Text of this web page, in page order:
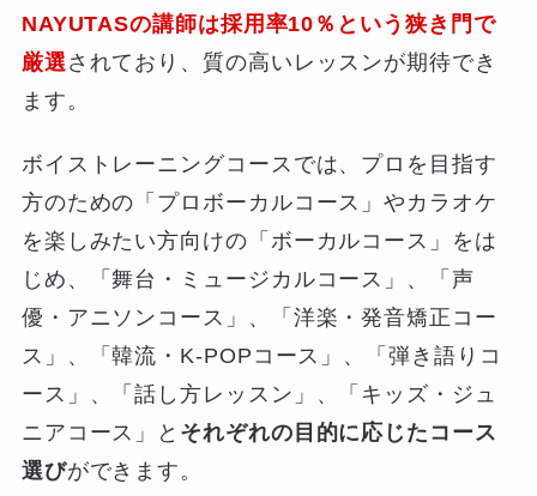
NAYUTASの講師は採用率10％という狭き門で
厳選されており、質の高いレッスンが期待でき
ます。
ボイストレーニングコースでは、プロを目指す
方のための「プロボーカルコース」やカラオケ
を楽しみたい方向けの「ボーカルコース」をは
じめ、「舞台・ミュージカルコース」、「声
優・アニソンコース」、「洋楽・発音矯正コー
ス」、「韓流・K-POPコース」、「弾き語りコ
ース」、「話し方レッスン」、「キッズ・ジュ
ニアコース」と それぞれの目的に応じたコース
選びができます。